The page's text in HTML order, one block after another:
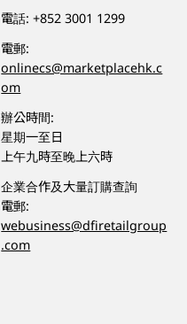
電話:+852 3001 1299
電郵:
onlinecs@marketplacehk.c
om
辦公時間:
星期一至日
上午九時至晚上六時
企業合作及大量訂購查詢
電郵:
webusiness@dfiretailgroup
.com